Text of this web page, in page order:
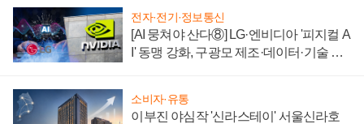
전자·전기·정보통신
[AI 뭉쳐야 산다⑧] LG·엔비디아 '피지컬 A
I' 동맹 강화, 구광모 제조·데이터·기술 결
소비자·유통
이부진 야심작 '신라스테이' 서울신라호